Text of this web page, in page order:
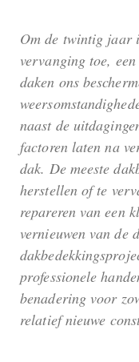
Om de twintig jaar
vervanging toe,
daken ons
naast de
factoren laten na
dak. De meeste
herstellen of te
repareren van een
vernieuwen van de
professionele
benadering voor
relatief nieuwe